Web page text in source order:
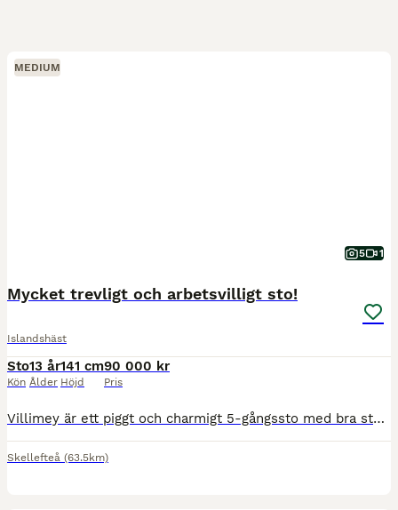
MEDIUM
5 1
Mycket trevligt och arbetsvilligt sto!
Islandshäst
Sto
Kön
13 år
Ålder
141 cm
Höjd
90 000 kr
Pris
Villimey är ett piggt och charmigt 5-gångssto med bra stam, 141 cm hög. Hon har jämna, taktrena och välseparerade gångarter med aktion. Hon är pigg att rida men är samtidigt väldigt kontrollerbar och
Skellefteå (63.5km)